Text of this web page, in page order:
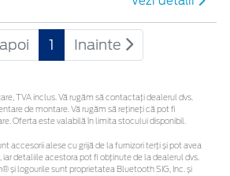
1 Inainte
TVA inclus. Vă rugăm să contactaţi dealerul dvs.
de montare. Vă rugăm să rețineți că pot fi
Oferta este valabilă în limita stocului disponibil.
accesorii alese cu grijă de la furnizori terți și pot avea
detaliile acestora pot fi obținute de la dealerul dvs.
și logourile sunt proprietatea Bluetooth SIG, Inc. și